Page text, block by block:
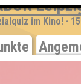
im Kino! ·